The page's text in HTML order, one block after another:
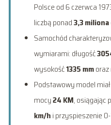
Polsce od 6 czerwca
liczbą ponad3,3
Samochód
wymiarami: długość
wysokość1335 mmoraz
Podstawowy model
mocy24 KM, osiągając
km/h i przyspieszenie